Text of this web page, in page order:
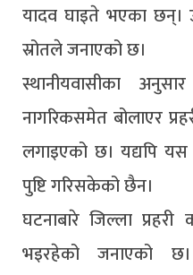
यादव घाइते भएका छन्।
स्रोतले जनाएको छ।
स्थानीयवासीका
नागरिकसमेत बोलाएर
लगाइएको छ। यद्यपि यस
पुष्टि गरिसकेको छैन।
घटनाबारे जिल्ला
भइरहेको जनाएको